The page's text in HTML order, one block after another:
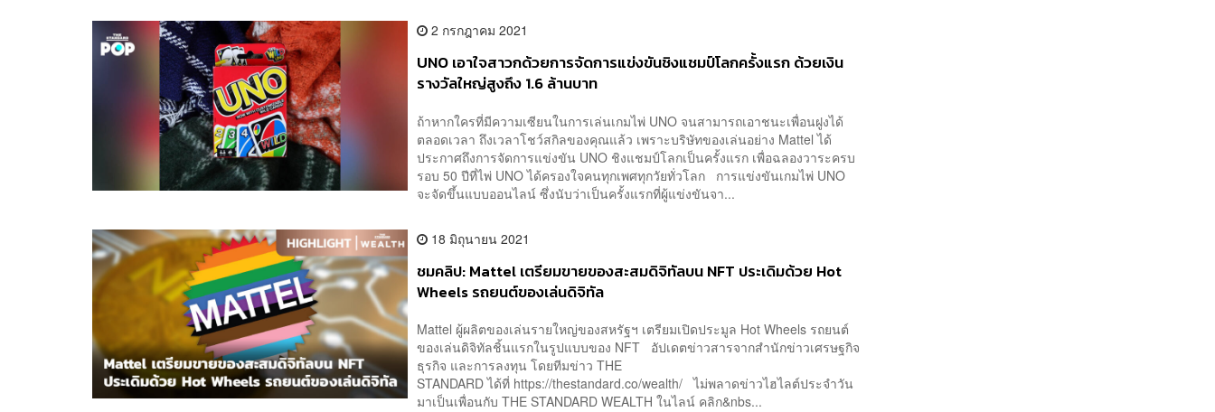
2 กรกฎาคม 2021
UNO เอาใจสาวกด้วยการจัดการแข่งขันชิงแชมป์โลกครั้งแรก ด้วยเงิน
รางวัลใหญ่สูงถึง 1.6 ล้านบาท
ถ้าหากใครที่มีความเซียนในการเล่นเกมไพ่ UNO จนสามารถเอาชนะเพื่อนฝูงได้
ตลอดเวลา ถึงเวลาโชว์สกิลของคุณแล้ว เพราะบริษัทของเล่นอย่าง Mattel ได้
ประกาศถึงการจัดการแข่งขัน UNO ชิงแชมป์โลกเป็นครั้งแรก เพื่อฉลองวาระครบ
รอบ 50 ปีที่ไพ่ UNO ได้ครองใจคนทุกเพศทุกวัยทั่วโลก การแข่งขันเกมไพ่ UNO
จะจัดขึ้นแบบออนไลน์ ซึ่งนับว่าเป็นครั้งแรกที่ผู้แข่งขันจา...
18 มิถุนายน 2021
ชมคลิป: Mattel เตรียมขายของสะสมดิจิทัลบน NFT ประเดิมด้วย Hot
Wheels รถยนต์ของเล่นดิจิทัล
Mattel ผู้ผลิตของเล่นรายใหญ่ของสหรัฐฯ เตรียมเปิดประมูล Hot Wheels รถยนต์
ของเล่นดิจิทัลชิ้นแรกในรูปแบบของ NFT อัปเดตข่าวสารจากสำนักข่าวเศรษฐกิจ
ธุรกิจ และการลงทุน โดยทีมข่าว THE
STANDARD ได้ที่ https://thestandard.co/wealth/ ไม่พลาดข่าวไฮไลต์ประจำวัน
มาเป็นเพื่อนกับ THE STANDARD WEALTH ในไลน์ คลิก&nbs...